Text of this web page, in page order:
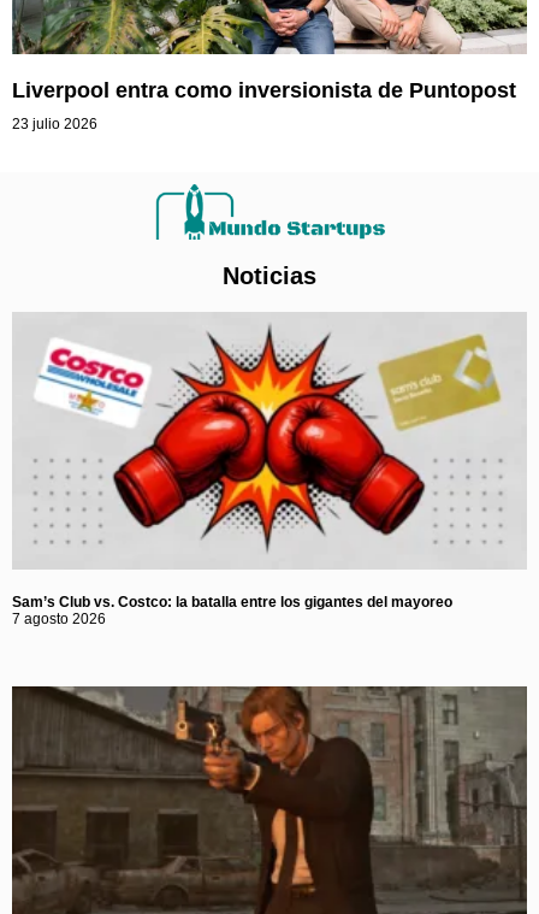
Liverpool entra como inversionista de Puntopost
23 julio 2026
Noticias
Sam’s Club vs. Costco: la batalla entre los gigantes del mayoreo
7 agosto 2026